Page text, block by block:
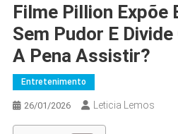
Filme Pillion Expõe
Sem Pudor E
A Pena Assistir?
Entretenimento
26/01/2026 Leticia Lemos